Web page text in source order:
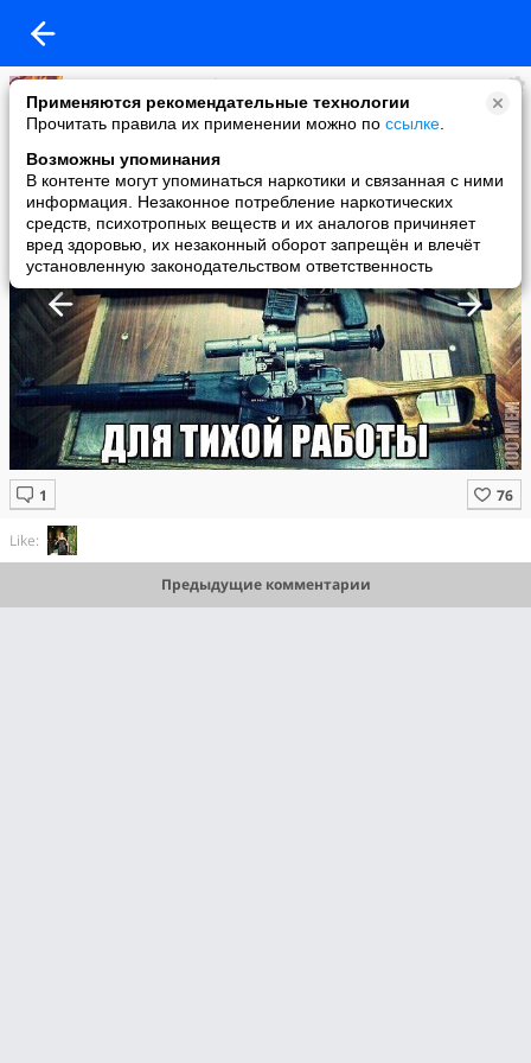
Применяются рекомендательные технологии
Прочитать правила их применении можно по ссылке
Возможны упоминания
В контенте могут упоминаться наркотики и связанная с ними
информация. Незаконное потребление наркотических
средств, психотропных веществ и их аналогов причиняет
вред здоровью, их незаконный оборот запрещён и влечёт
установленную законодательством ответственность
Игра «Кризис!» – официальная группа
added a photo
30 Jun в 16:20
Like:
Предыдущие комментарии